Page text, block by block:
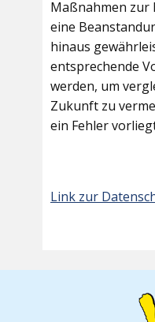
Maßnahmen zur
eine
hinaus
entsprechende
werden, um
Zukunft zu
ein Fehler
Link zur